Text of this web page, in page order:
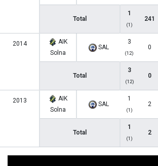
Total
1
(1)
241
2014
AIK
Solna
SAL
3
(12)
0
Total
3
(12)
0
2013
AIK
Solna
SAL
1
(1)
2
Total
1
(1)
2